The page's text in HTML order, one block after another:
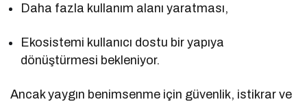
Daha fazla kullanım alanı yaratması,
Ekosistemi kullanıcı dostu bir yapıya
dönüştürmesi bekleniyor.
Ancak yaygın benimsenme için güvenlik, istikrar ve